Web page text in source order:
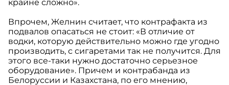
крайне сложно».
Впрочем, Желнин считает, что контрафакта из
подвалов опасаться не стоит: «В отличие от
водки, которую действительно можно где угодно
производить, с сигаретами так не получится. Для
этого все-таки нужно достаточно серьезное
оборудование». Причем и контрабанда из
Белоруссии и Казахстана, по его мнению,